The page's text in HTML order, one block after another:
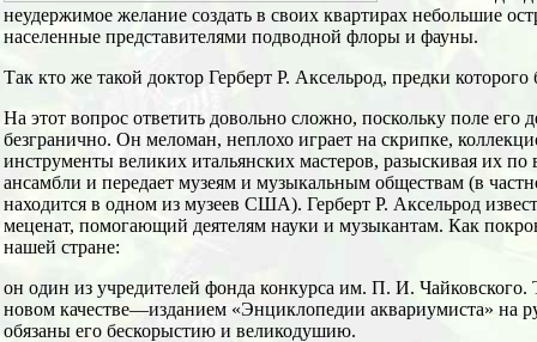
неудержимое желание создать в своих квартирах небольшие
населенные представителями подводной флоры и фауны.
Так кто же такой доктор Герберт Р. Аксельрод, предки
На этот вопрос ответить довольно сложно, поскольку поле его
безгранично. Он меломан, неплохо играет на скрипке,
инструменты великих итальянских мастеров, разыскивая их по
ансамбли и передает музеям и музыкальным обществам (в
находится в одном из музеев США). Герберт Р. Аксельрод
меценат, помогающий деятелям науки и музыкантам. Как
нашей стране:
он один из учредителей фонда конкурса им. П. И. Чайковского.
новом качестве—изданием «Энциклопедии аквариумиста» на
обязаны его бескорыстию и великодушию.